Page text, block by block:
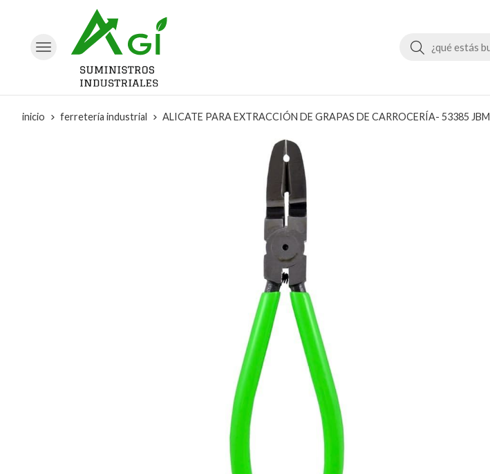
Buscar
inicio ferretería industrial ALICATE PARA EXTRACCIÓN DE GRAPAS DE CARROCERÍA- 53385 JBM